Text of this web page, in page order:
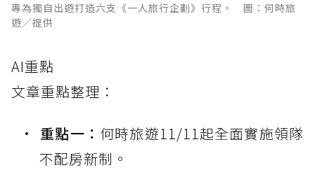
專為獨自出遊打造六支《一人旅行企劃》行程。 圖：何時旅
遊／提供
AI重點
文章重點整理：
重點一： 何時旅遊11/11起全面實施領隊
不配房新制。